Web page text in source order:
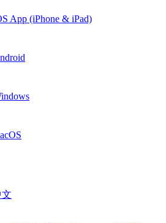
App (iPhone & iPad)